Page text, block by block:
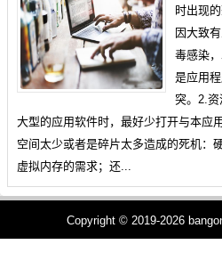
时出现
因大致
毒感染
是应用
突。2.
大型的应用软件时，最好少打开与本应
空间太少或者是碎片太多造成的死机：
虚拟内存的需求；还...
Copyright © 2019-2026